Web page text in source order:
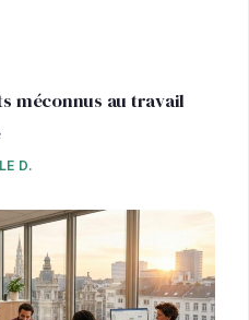
méconnus au travail
D.